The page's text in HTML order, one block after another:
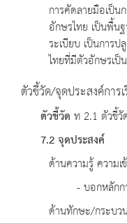
การคัดลายมือเป็น
อักษรไทย เป็นพื้นฐ
ระเบียบ เป็นการป
ไทยที่มีตัวอักษรเป็น
ตัวชี้วัด/จุดประสงค์การ
ตัวชี้วัด ท 2.1 ตัวชี้
7.2 จุดประสงค์
ด้านความรู้ ความเ
- บอกหลัก
ด้านทักษะ/กระบว